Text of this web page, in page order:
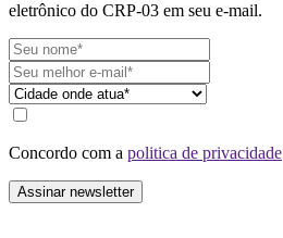
eletrônico do CRP-03 em seu e-mail.
Concordo com a politica de privacidade